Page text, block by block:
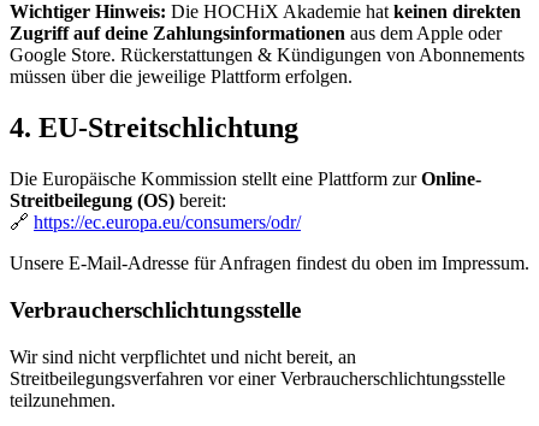
Wichtiger Hinweis: Die HOCHiX Akademie hatkeinen direkten
Zugriff auf deine Zahlungsinformationen aus dem Apple oder
Google Store. Rückerstattungen & Kündigungen von Abonnements
müssen über die jeweilige Plattform erfolgen.
4. EU-Streitschlichtung
Die Europäische Kommission stellt eine Plattform zurOnline-
Streitbeilegung (OS) bereit:
🔗 https://ec.europa.eu/consumers/odr/
Unsere E-Mail-Adresse für Anfragen findest du oben im Impressum.
Verbraucherschlichtungsstelle
Wir sind nicht verpflichtet und nicht bereit, an
Streitbeilegungsverfahren vor einer Verbraucherschlichtungsstelle
teilzunehmen.